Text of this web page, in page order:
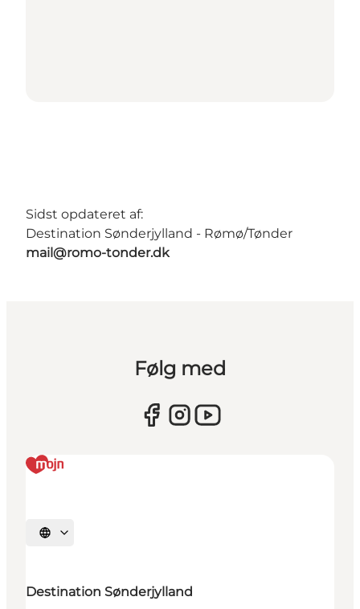
Sidst opdateret af:
Destination Sønderjylland - Rømø/Tønder
mail@romo-tonder.dk
Følg med
Vælg sprog
Destination Sønderjylland